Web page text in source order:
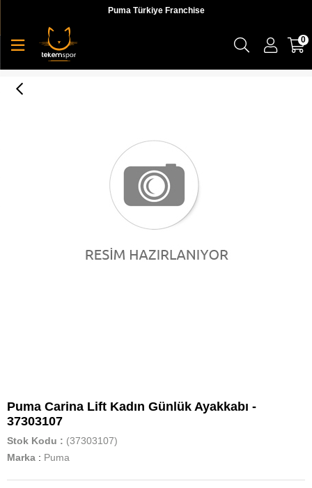
Puma Türkiye Franchise
0
Puma Carina Lift Kadın Günlük Ayakkabı -
37303107
Stok Kodu
(37303107)
Marka : Puma